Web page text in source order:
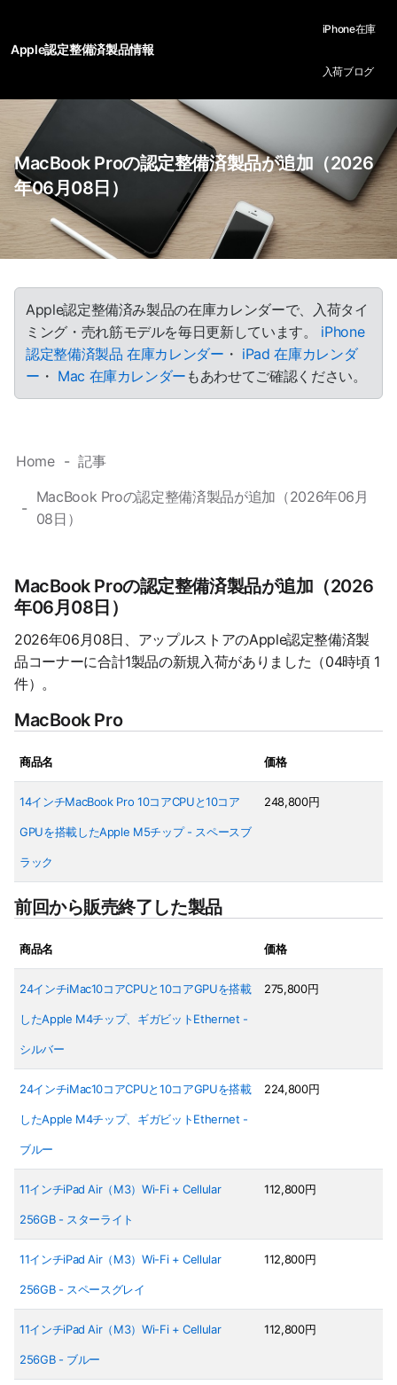
Apple認定整備済製品情報
iPhone在庫
入荷ブログ
MacBook Proの認定整備済製品が追加（2026
年06月08日）
Apple認定整備済み製品の在庫カレンダーで、入荷タイ
ミング・売れ筋モデルを毎日更新しています。 iPhone
認定整備済製品 在庫カレンダー ・ iPad 在庫カレンダ
ー ・ Mac 在庫カレンダー もあわせてご確認ください。
Home 記事
MacBook Proの認定整備済製品が追加（2026年06月
08日）
MacBook Proの認定整備済製品が追加（2026
年06月08日）
2026年06月08日、アップルストアのApple認定整備済製
品コーナーに合計1製品の新規入荷がありました（04時頃 1
件）。
MacBook Pro
商品名 価格
14インチMacBook Pro 10コアCPUと10コア
GPUを搭載したApple M5チップ - スペースブ
ラック
248,800円
前回から販売終了した製品
商品名 価格
24インチiMac10コアCPUと10コアGPUを搭載
したApple M4チップ、ギガビットEthernet -
シルバー
275,800円
24インチiMac10コアCPUと10コアGPUを搭載
したApple M4チップ、ギガビットEthernet -
ブルー
224,800円
11インチiPad Air（M3）Wi-Fi + Cellular
256GB - スターライト
112,800円
11インチiPad Air（M3）Wi-Fi + Cellular
256GB - スペースグレイ
112,800円
11インチiPad Air（M3）Wi-Fi + Cellular
256GB - ブルー
112,800円